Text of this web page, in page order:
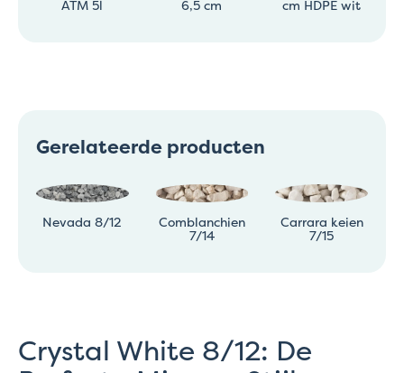
ATM 5l 6,5 cm cm HDPE wit
Gerelateerde producten
Nevada 8/12 Comblanchien
7/14
Carrara keien
7/15
Crystal White 8/12: De